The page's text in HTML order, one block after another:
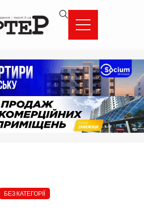
БЕЗ КАТЕГОРІЇ